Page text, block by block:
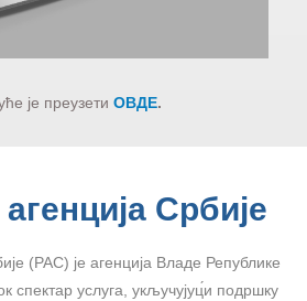
је преузети ОВДЕ.
Србије
(РАС) је агенција Владе Републике
спектар услуга, укључујуц́и подршку